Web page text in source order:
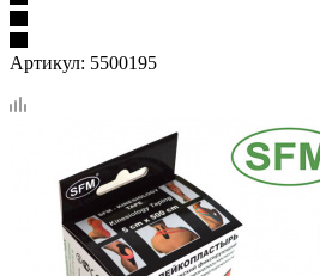
Артикул: 5500195